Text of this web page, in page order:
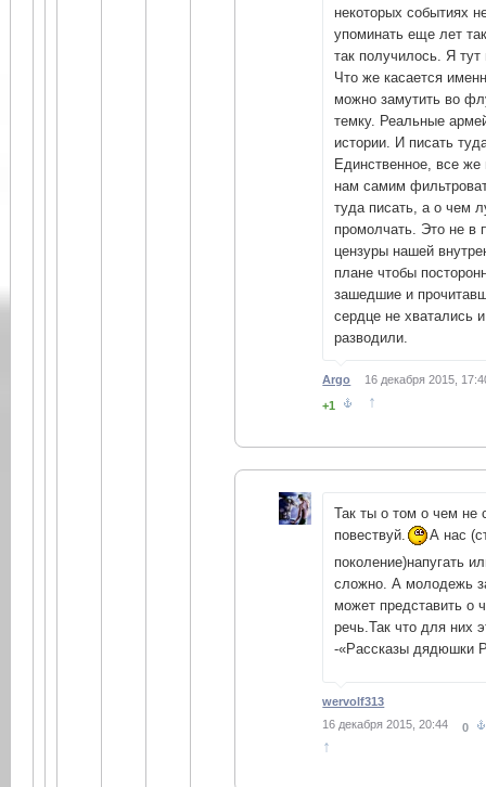
некоторых событиях
упоминать еще лет
так получилось. Я
Что же касается
можно замутить во
темку. Реальные
истории. И писать
Единственное, все же
нам самим
туда писать, а о чем
промолчать. Это не в
цензуры нашей
плане чтобы
зашедшие и
сердце не хватались
разводили.
Argo
16 декабря 2015,
+1
↑
Так ты о том о чем не
повествуй.
А нас
поколение)напугать
сложно. А молодежь
может представить о
речь.Так что для них
-«Рассказы дядюшки
wervolf313
16 декабря 2015, 20:44
0
↑